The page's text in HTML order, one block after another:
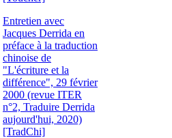
Entretien avec
Jacques Derrida en
préface à la traduction
chinoise de
"L'écriture et la
différence", 29 février
2000 (revue ITER
n°2, Traduire Derrida
aujourd'hui, 2020)
[TradChi]